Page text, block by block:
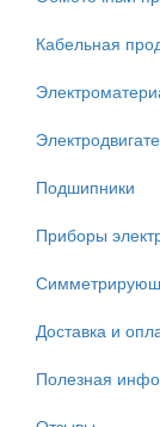
Кабельная
Подшипники
Приборы
Доставка и
Полезная